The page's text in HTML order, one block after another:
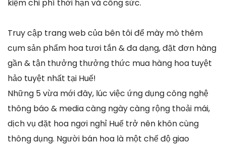
kiệm chi phí thời hạn và công sức.
Truy cập trang web của bên tôi để mày mò thêm
cụm sản phẩm hoa tươi tắn & đa dạng, đặt đơn hàng
gần & tận thưởng thưởng thức mua hàng hoa tuyệt
hảo tuyệt nhất tại Huế!
Những 5 vừa mới đây, lúc việc ứng dụng công nghệ
thông báo & media càng ngày càng rộng thoải mái,
dịch vụ đặt hoa ngơi nghỉ Huế trở nên khôn cùng
thông dụng. Người bán hoa là một chế độ giao